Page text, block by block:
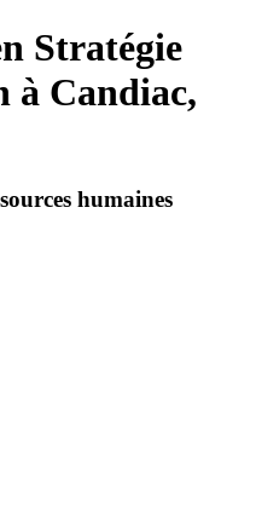
Stratégie
à Candiac,
humaines